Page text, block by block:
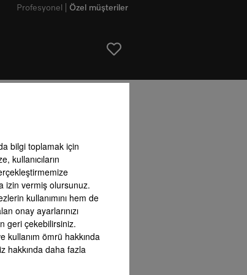
IceMaker
Özel müşteriler
Profesyonel
bilgi toplamak için
kullanıcıların
izin vermiş olursunuz.
kullanımını hem de
onay ayarlarınızı
geri çekebilirsiniz.
kullanım ömrü hakkında
hakkında daha fazla